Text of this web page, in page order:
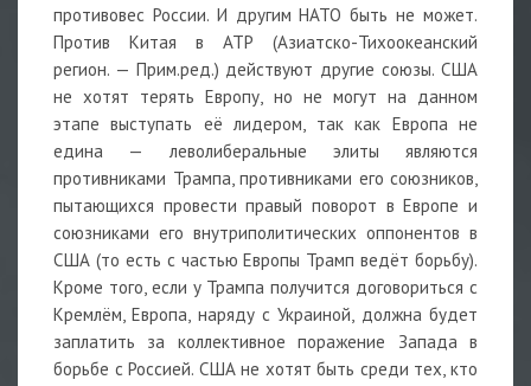
противовес России. И другим НАТО быть не может.
Против Китая в АТР (Азиатско-Тихоокеанский
регион. — Прим.ред.) действуют другие союзы. США
не хотят терять Европу, но не могут на данном
этапе выступать её лидером, так как Европа не
едина — леволиберальные элиты являются
противниками Трампа, противниками его союзников,
пытающихся провести правый поворот в Европе и
союзниками его внутриполитических оппонентов в
США (то есть с частью Европы Трамп ведёт борьбу).
Кроме того, если у Трампа получится договориться с
Кремлём, Европа, наряду с Украиной, должна будет
заплатить за коллективное поражение Запада в
борьбе с Россией. США не хотят быть среди тех, кто